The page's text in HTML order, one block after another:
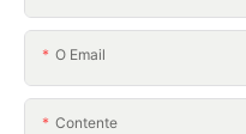
O Email
Contente